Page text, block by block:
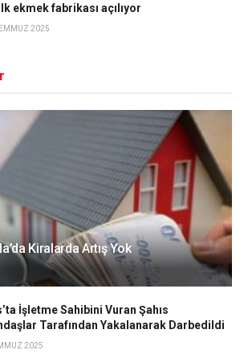
ekmek fabrikası açılıyor
2025
Kiralarda Artış Yok
İşletme Sahibini Vuran Şahıs
Tarafından Yakalanarak Darbedildi
2025